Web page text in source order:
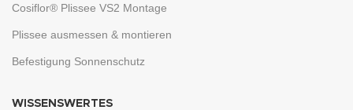
Cosiflor® Plissee VS2 Montage
Plissee ausmessen & montieren
Befestigung Sonnenschutz
WISSENSWERTES